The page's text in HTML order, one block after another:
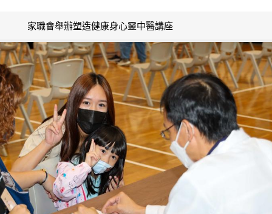
家職會舉辦塑造健康身心靈中醫講座